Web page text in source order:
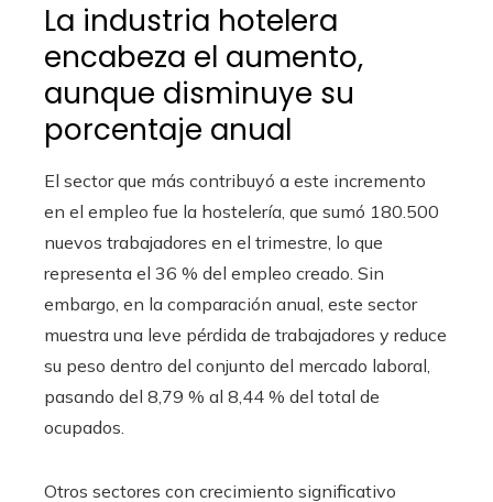
La industria hotelera
encabeza el aumento,
aunque disminuye su
porcentaje anual
El sector que más contribuyó a este incremento
en el empleo fue la hostelería, que sumó 180.500
nuevos trabajadores en el trimestre, lo que
representa el 36 % del empleo creado. Sin
embargo, en la comparación anual, este sector
muestra una leve pérdida de trabajadores y reduce
su peso dentro del conjunto del mercado laboral,
pasando del 8,79 % al 8,44 % del total de
ocupados.
Otros sectores con crecimiento significativo